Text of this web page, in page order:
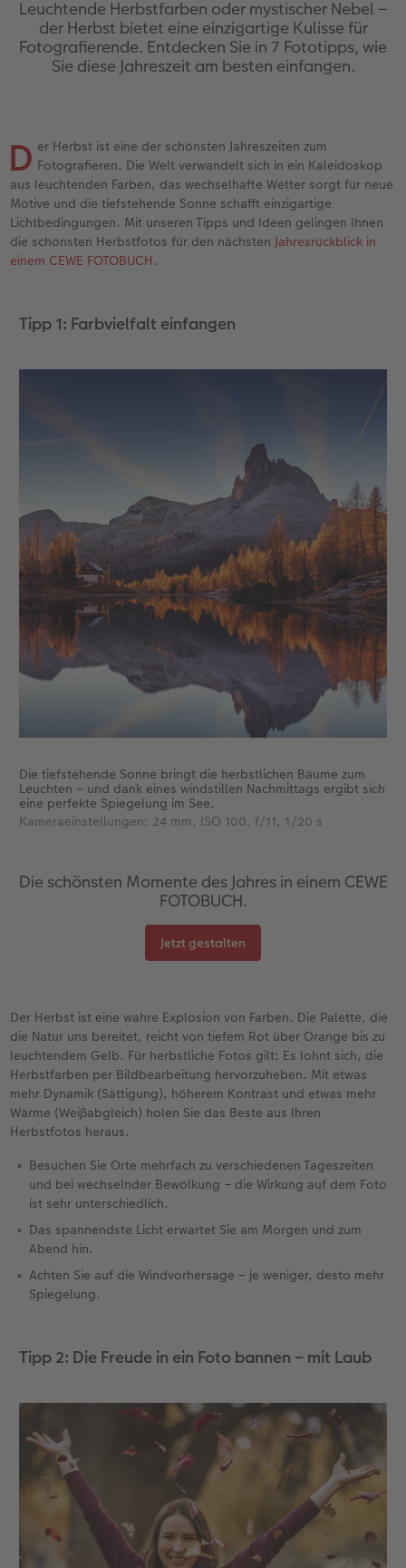
Jahrbuch gestalten
CEWE FOTOBUCH Kids
Schuber
Designvorlagen
Foto-Kochbuch
Kundenbeispiele
Webinare
Neuheiten
Nature Prints
Bilderboxen
Fotosticker
Fotosets
Sofortfotos
Fotos digitalisieren
CEWE myPhotos
Photo Streetmap Poster
Acrylglas
Foto auf Holz
Hartschaum
Gallery Print
hexxas
Willkommensschild
Dankeskarten Kommunion
Dankeskarten
Weitere Anlässe
Papierqualitäten
Klappkarten
Fotokarten
Postkarten
Neuheiten
Textilien
Schule & Büro
Art Prints
Handyhüllen
Faber-Castell
Haustierwelt
Geschenkideen
Papierqualitäten
Wandkalender mit Design
Kalender-Kundenbeispiele
Neuheiten
Extras
CEWE myPhotos
Max Case
Smartflip
Cardholder
CEWE myPhotos
Neuheiten
nachhaltiger Schenken
Danke sagen
Geburtstagsgeschenke
Inspiration
Kundenbeispiele
Foto- & Bastelkalender
Leuchtende Herbstfarben oder mystischer Nebel –
der Herbst bietet eine einzigartige Kulisse für
Fotografierende. Entdecken Sie in 7 Fototipps, wie
Sie diese Jahreszeit am besten einfangen.
D er Herbst ist eine der schönsten Jahreszeiten zum
Fotografieren. Die Welt verwandelt sich in ein Kaleidoskop
aus leuchtenden Farben, das wechselhafte Wetter sorgt für neue
Motive und die tiefstehende Sonne schafft einzigartige
Lichtbedingungen. Mit unseren Tipps und Ideen gelingen Ihnen
die schönsten Herbstfotos für den nächstenJahresrückblick in
einem CEWE FOTOBUCH .
Tipp 1: Farbvielfalt einfangen
Die tiefstehende Sonne bringt die herbstlichen Bäume zum
Leuchten – und dank eines windstillen Nachmittags ergibt sich
eine perfekte Spiegelung im See.
Kameraeinstellungen: 24 mm, ISO 100, f/11, 1/20 s
Die schönsten Momente des Jahres in einem CEWE
FOTOBUCH.
Jetzt gestalten
Der Herbst ist eine wahre Explosion von Farben. Die Palette, die
die Natur uns bereitet, reicht von tiefem Rot über Orange bis zu
leuchtendem Gelb. Für herbstliche Fotos gilt: Es lohnt sich, die
Herbstfarben per Bildbearbeitung hervorzuheben. Mit etwas
mehr Dynamik (Sättigung), höherem Kontrast und etwas mehr
Wärme (Weißabgleich) holen Sie das Beste aus Ihren
Herbstfotos heraus.
Besuchen Sie Orte mehrfach zu verschiedenen Tageszeiten
und bei wechselnder Bewölkung – die Wirkung auf dem Foto
ist sehr unterschiedlich.
Das spannendste Licht erwartet Sie am Morgen und zum
Abend hin.
Achten Sie auf die Windvorhersage – je weniger, desto mehr
Spiegelung.
Tipp 2: Die Freude in ein Foto bannen – mit Laub